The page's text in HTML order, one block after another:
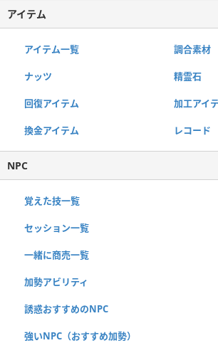
アイテム
アイテム一覧 調合素材
ナッツ 精霊石
回復アイテム 加工アイ
換金アイテム レコード
NPC
覚えた技一覧
セッション一覧
一緒に商売一覧
加勢アビリティ
誘惑おすすめのNPC
強いNPC（おすすめ加勢）